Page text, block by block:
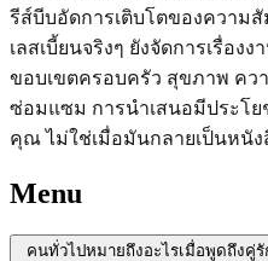
รีส์บีบอัดการเติบโตของความ
เลสเบี้ยนจริงๆ ยังจัดการเรื่อง
ขอบเขตครอบครัว สุขภาพ คว
ซ่อมแซม การนำเสนอมีประโ
คุณ ไม่ใช่เมื่อมันกลายเป็นหนั
Menu
คนทั่วไปหมายถึงอะไรเมื่อพูดถึงคู่รั